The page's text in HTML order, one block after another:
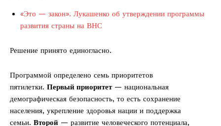
«Это — закон». Лукашенко об утверждении программы
развития страны на ВНС
Решение принято единогласно.
Программой определено семь приоритетов
пятилетки. Первый приоритет— национальная
демографическая безопасность, то есть сохранение
населения, укрепление здоровья нации и поддержка
семьи. Второй — развитие человеческого потенциала,